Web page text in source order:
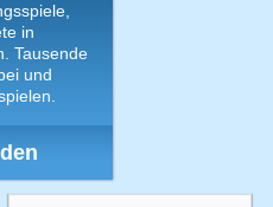
in
Tausende
und